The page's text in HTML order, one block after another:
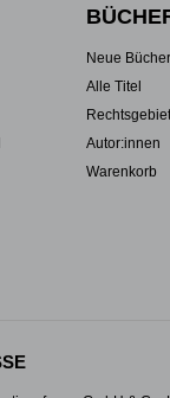
Neue Bücher
Alle Titel
Autor:innen
Warenkorb